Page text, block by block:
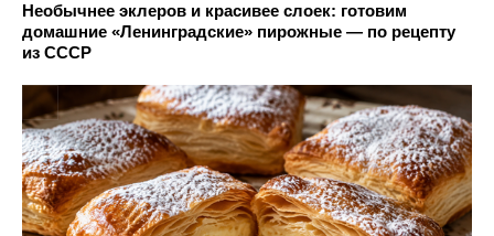
Необычнее эклеров и красивее слоек: готовим
домашние «Ленинградские» пирожные — по рецепту
из СССР